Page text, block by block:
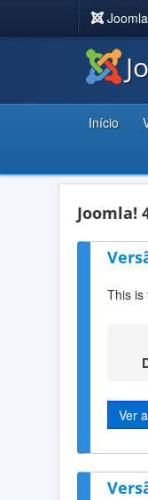
Início
Joomla!
This is
Ver